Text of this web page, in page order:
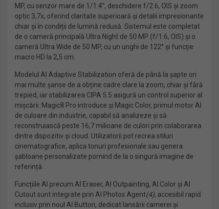
MP, cu senzor mare de 1/1.4”, deschidere f/2.6, OIS și zoom
optic 3,7x, oferind claritate superioară și detalii impresionante
chiar și în condiții de lumină redusă. Sistemul este completat
de o cameră principală Ultra Night de 50 MP (f/1.6, OIS) și o
cameră Ultra Wide de 50 MP, cu un unghi de 122° și funcție
macro HD la 2,5 cm.
Modelul AI Adaptive Stabilization oferă de până la șapte ori
mai multe șanse de a obține cadre clare la zoom, chiar și fără
trepied, iar stabilizarea CIPA 5.5 asigură un control superior al
mișcării. Magic8 Pro introduce și Magic Color, primul motor AI
de culoare din industrie, capabil să analizeze și să
reconstruiască peste 16,7 milioane de culori prin colaborarea
dintre dispozitiv și cloud. Utilizatorii pot recrea stiluri
cinematografice, aplica tonuri profesionale sau genera
șabloane personalizate pornind de la o singură imagine de
referință.
Funcțiile AI precum AI Eraser, AI Outpainting, AI Color și AI
Cutout sunt integrate prin AI Photos Agent(4), accesibil rapid
inclusiv prin noul AI Button, dedicat lansării camerei și